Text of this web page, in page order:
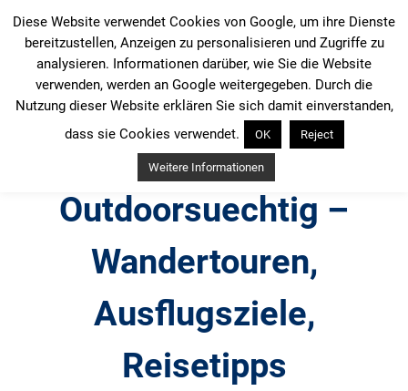
Inhalt
springen
Outdoorsuechtig –
Wandertouren,
Ausflugsziele,
Reisetipps
Diese Website verwendet Cookies von Google, um ihre Dienste
bereitzustellen, Anzeigen zu personalisieren und Zugriffe zu
analysieren. Informationen darüber, wie Sie die Website
verwenden, werden an Google weitergegeben. Durch die
Nutzung dieser Website erklären Sie sich damit einverstanden,
dass sie Cookies verwendet.
OK Reject
Weitere Informationen